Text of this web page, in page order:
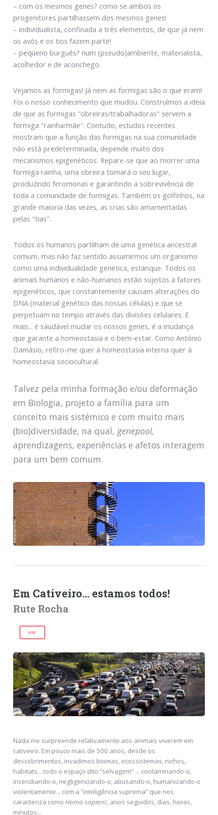
– com os mesmos genes? como se ambos os
progenitores partilhassem dos mesmos genes!
– individualista, confinada a três elementos, de que já nem
os avós e os tios fazem parte!
– pequeno burguês? num (pseudo)ambiente, materialista,
acolhedor e de aconchego.
Vejamos as formigas! Já nem as formigas são o que eram!
Foi o nosso conhecimento que mudou. Construímos a ideia
de que as formigas "obreiras/trabalhadoras" servem a
formiga "rainha/mãe". Contudo, estudos recentes
mostram que a função das formigas na sua comunidade
não está predeterminada, depende muito dos
mecanismos epigenéticos. Repare-se que ao morrer uma
formiga rainha, uma obreira tomará o seu lugar,
produzindo feromonas e garantindo a sobrevivência de
toda a comunidade de formigas. Também os golfinhos, na
grande maioria das vezes, as crias são amamentadas
pelas "tias".
Todos os humanos partilham de uma genética ancestral
comum, mas não faz sentido assumirmos um organismo
como uma individualidade genética, estanque. Todos os
animais humanos e não-humanos estão sujeitos a fatores
epigenéticos, que constantemente causam alterações do
DNA (material genético das nossas células) e que se
perpetuam no tempo através das divisões celulares. E
mais... é saudável mudar os nossos genes, é a mudança
que garante a homeostasia e o bem-estar. Como António
Damásio, refiro-me quer à homeostasia interna quer à
homeostasia sociocultural.
Talvez pela minha formação e/ou deformação
em Biologia, projeto a família para um
conceito mais sistémico e com muito mais
(bio)diversidade, na qual, genepool,
aprendizagens, experiências e afetos interagem
para um bem comum.
Em Cativeiro... estamos todos!
Rute Rocha
PDF
Nada me surpreende relativamente aos animais viverem em
cativeiro. Em pouco mais de 500 anos, desde os
descobrimentos, invadimos biomas, ecossistemas, nichos,
habitats... todo o espaço dito “selvagem” ... contaminando-o,
incendiando-o, negligenciando-o, abusando-o, humanizando-o
violentamente... com a “inteligência suprema” que nos
caracteriza como Homo sapiens, anos seguidos, dias, horas,
minutos...